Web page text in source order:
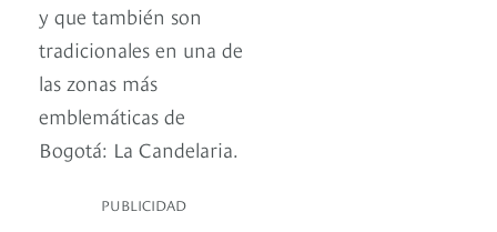
y que también son
tradicionales en una de
las zonas más
emblemáticas de
Bogotá: La Candelaria.
PUBLICIDAD